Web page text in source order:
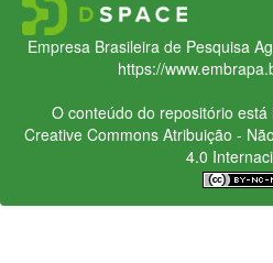
Empresa Brasileira de Pesquisa
https://
O conteúdo do repositório
Creative CommonsAtribuição -
4.0